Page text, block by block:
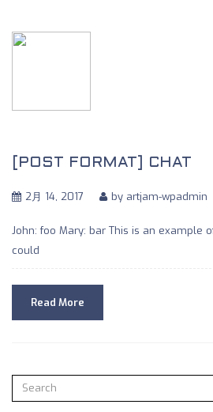
[POST FORMAT] CHAT
2月 14, 2017 by artjam-wpadmin
John: foo Mary: bar This is an example
could
Read More